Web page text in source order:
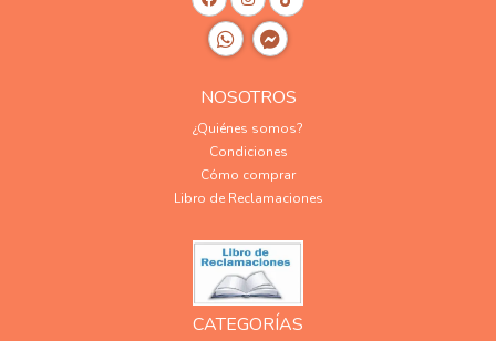
NOSOTROS
¿Quiénes somos?
Condiciones
Cómo comprar
Libro de Reclamaciones
CATEGORÍAS